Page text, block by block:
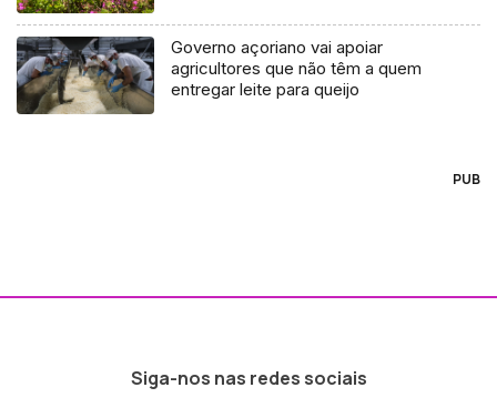
Governo açoriano vai apoiar
agricultores que não têm a quem
entregar leite para queijo
PUB
Siga-nos nas redes sociais